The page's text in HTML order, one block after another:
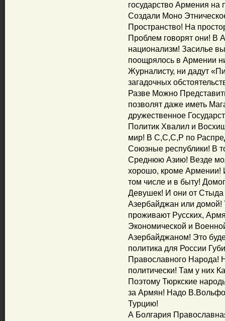
государство Армения
Создали Моно
Пространство! На
Проблем говорят они! В
национализм! Засилье
поощрялось в Армении
Журналисту, ни дадут
загадочных
Разве Можно
позволят даже иметь
дружественное
Политик Хвалил и
мир! В С,С,С,Р по
Союзные республики! В
Среднюю Азию! Везде
хорошо, кроме Армении!
том числе и в быту!
Девушек! И они от Стыда
Азербайджан или домой!
проживают Русских,
Экономической и
Азербайджаном! Это
политика для России
Православного Народа!
политически! Там у них
Поэтому Тюркские
за Армян! Надо
Турцию!
А Болгария